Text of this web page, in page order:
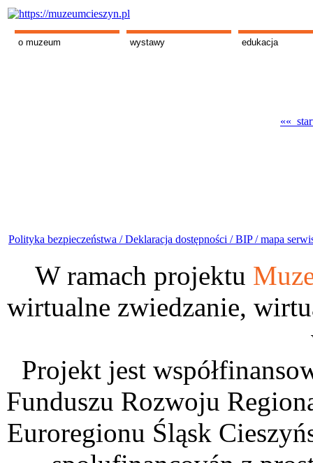
o muzeum wystawy edukacja
««
Polityka bezpieczeństwa /Deklaracja dostępności /BIP /mapa
W ramach projektu
wirtualne zwiedzanie,
Projekt jest
Funduszu Rozwoju
Euroregionu Śląsk